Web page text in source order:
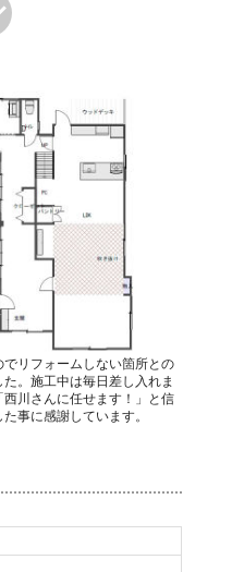
リフォームしない箇所との
。施工中は毎日差し入れま
川さんに任せます！」と信
事に感謝しています。